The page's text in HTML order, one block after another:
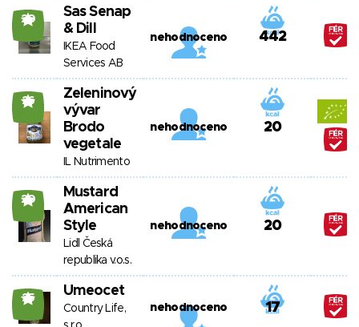
20
Sas Senap
& Dill
IKEA Food
Services AB
nehodnoceno 442
26
Zeleninový
vývar
Brodo
vegetale
IL Nutrimento
nehodnoceno 20
20
Mustard
American
Style
Lidl Česká
republika v.o.s.
nehodnoceno 20
25 Umeocet
Country Life,
nehodnoceno 17